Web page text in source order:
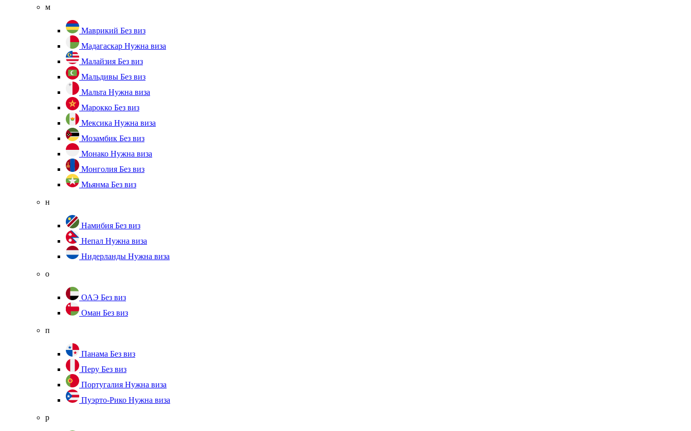
м
Маврикий Без виз
Мадагаскар Нужна виза
Малайзия Без виз
Мальдивы Без виз
Мальта Нужна виза
Марокко Без виз
Мексика Нужна виза
Мозамбик Без виз
Монако Нужна виза
Монголия Без виз
Мьянма Без виз
н
Намибия Без виз
Непал Нужна виза
Нидерланды Нужна виза
о
ОАЭ Без виз
Оман Без виз
п
Панама Без виз
Перу Без виз
Португалия Нужна виза
Пуэрто-Рико Нужна виза
р